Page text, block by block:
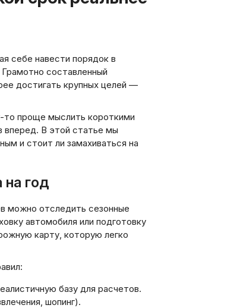
себе навести порядок в
составленный
достигать крупных целей —
то проще мыслить короткими
вперед. В этой статье мы
и стоит ли замахиваться на
на год
можно отследить сезонные
автомобиля или подготовку
карту, которую легко
базу для расчетов.
шопинг).